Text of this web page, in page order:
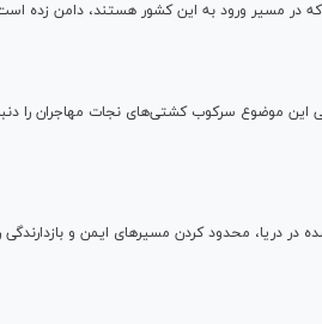
در مسیر ورود به این کشور هستند، دامن زده
این موضوع سرکوب کشتی‌های نجات مهاجران را
در دریا، محدود کردن مسیر‌های ایمن و بازدارندگی